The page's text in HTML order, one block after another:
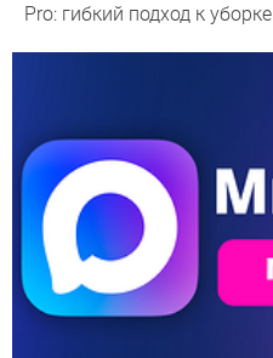
Pro: гибкий подход к уборке